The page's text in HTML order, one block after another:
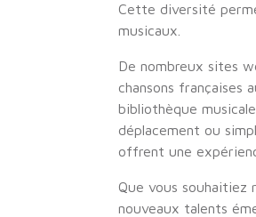
Cette diversité
musicaux.
De nombreux sites
chansons françaises
bibliothèque
déplacement ou
offrent une
Que vous souhaitiez
nouveaux talents